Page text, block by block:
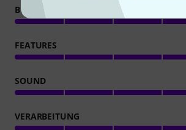
BEDIENUNG
FEATURES
SOUND
VERARBEITUNG